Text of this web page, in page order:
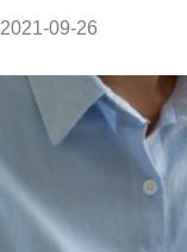
2021-09-26